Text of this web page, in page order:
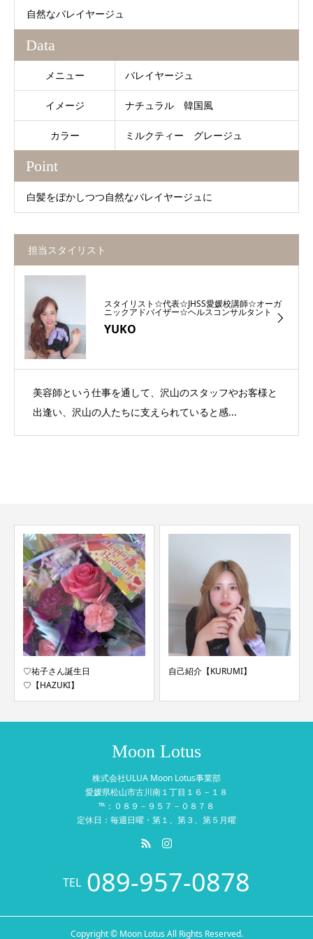
自然なバレイヤージュ
Data
メニュー バレイヤージュ
イメージ ナチュラル 韓国風
カラー ミルクティー グレージュ
Point
白髪をぼかしつつ自然なバレイヤージュに
担当スタイリスト
スタイリスト☆代表☆JHSS愛媛校講師☆オーガ
ニックアドバイザー☆ヘルスコンサルタント
YUKO
美容師という仕事を通して、沢山のスタッフやお客様と
出逢い、沢山の人たちに支えられていると感...
♡祐子さん誕生日
♡【HAZUKI】
自己紹介【KURUMI】
Moon Lotus
株式会社ULUA Moon Lotus事業部
愛媛県松山市古川南１丁目１６－１８
℡：０８９－９５７－０８７８
定休日：毎週日曜・第１、第３、第５月曜
TEL 089-957-0878
Copyright © Moon Lotus All Rights Reserved.